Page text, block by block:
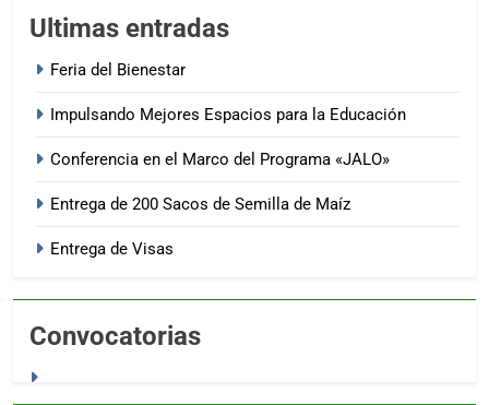
Ultimas entradas
Feria del Bienestar
Impulsando Mejores Espacios para la Educación
Conferencia en el Marco del Programa «JALO»
Entrega de 200 Sacos de Semilla de Maíz
Entrega de Visas
Convocatorias